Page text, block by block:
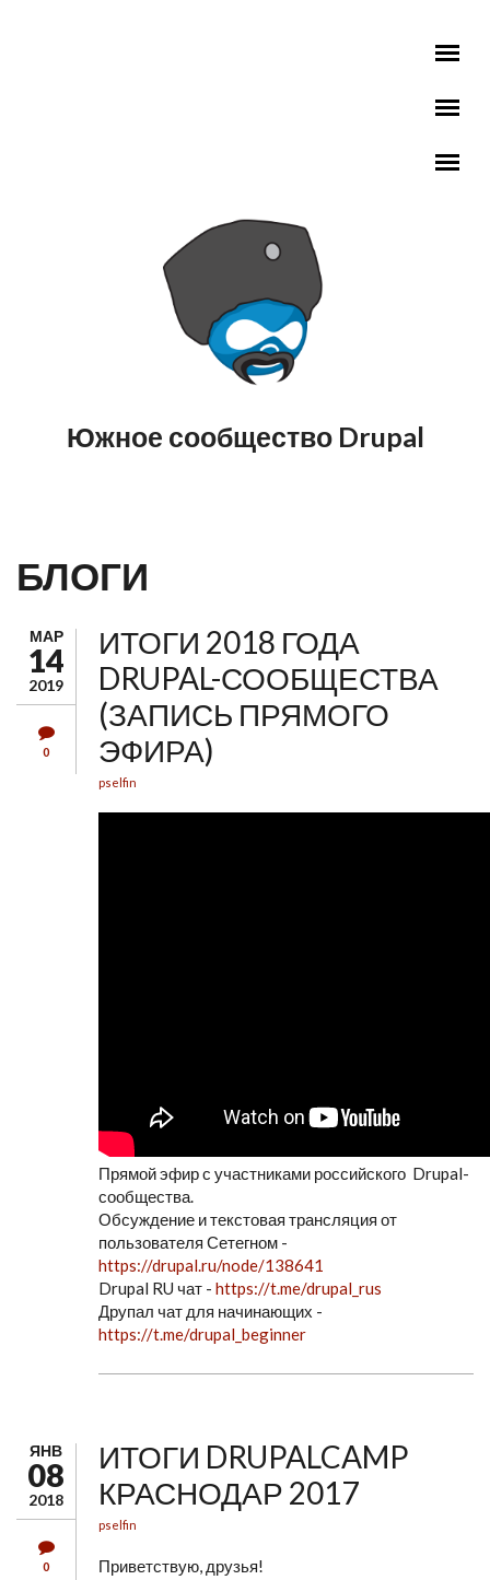
Южное сообщество Drupal
БЛОГИ
МАР
14
2019
0
ИТОГИ 2018 ГОДА
DRUPAL-СООБЩЕСТВА
(ЗАПИСЬ ПРЯМОГО
ЭФИРА)
pselfin
Прямой эфир с участниками российского Drupal-
сообщества.
Обсуждение и текстовая трансляция от
пользователя Сетегном -
https://drupal.ru/node/138641
Drupal RU чат - https://t.me/drupal_rus
Друпал чат для начинающих -
https://t.me/drupal_beginner
ЯНВ
08
2018
0
ИТОГИ DRUPALCAMP
КРАСНОДАР 2017
pselfin
Приветствую, друзья!